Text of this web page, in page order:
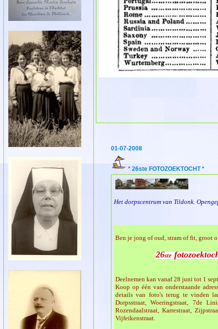
01-07-2008
* 26ste FOTOZOEKTOCHT *
Het dorpscentrum van Tildonk.
Ben je jong of oud, stram of fit, groot
26ste
Deelnemen kan vanaf 28 juni tot 1
Koop op één van onderstaande
details van foto's terug te vinden
Dorpsstraat, Woeringstraat, 7de
Rozendaalstraat, Karrestraat,
Vijfeikenstraat.